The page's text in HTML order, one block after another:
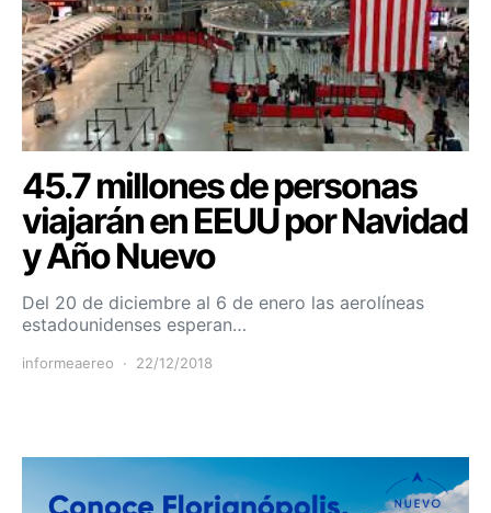
45.7 millones de personas
viajarán en EEUU por Navidad
y Año Nuevo
Del 20 de diciembre al 6 de enero las aerolíneas
estadounidenses esperan…
informeaereo 22/12/2018